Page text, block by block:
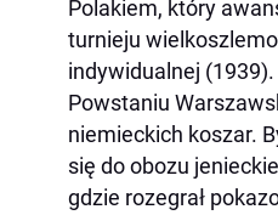
Polakiem, który
turnieju
indywidualnej (1939).
Powstaniu
niemieckich koszar.
się do obozu
gdzie rozegrał